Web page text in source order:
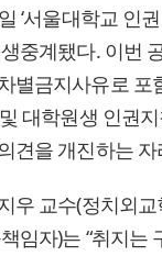
‘서울대학교 인
중계됐다. 이번
별금지사유로 포
대학원생 인권지
견을 개진하는 자
우 교수(정치외
임자)는 “취지는